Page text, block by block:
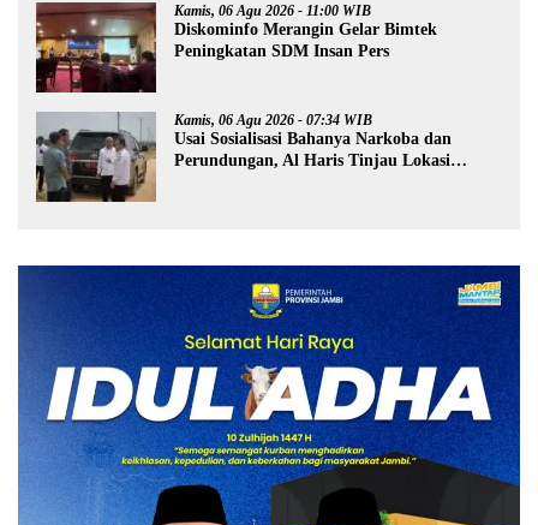
Kamis, 06 Agu 2026 - 11:00 WIB
Diskominfo Merangin Gelar Bimtek
Peningkatan SDM Insan Pers
Kamis, 06 Agu 2026 - 07:34 WIB
Usai Sosialisasi Bahanya Narkoba dan
Perundungan, Al Haris Tinjau Lokasi